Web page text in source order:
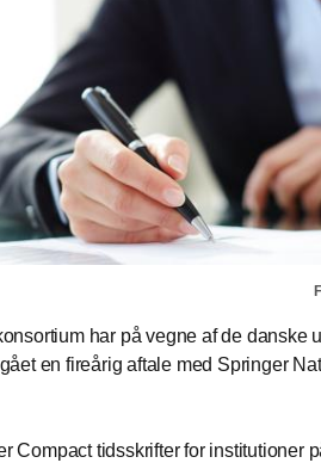
har på vegne af de danske
en fireårig aftale med Springer
Compact tidsskrifter for institutioner